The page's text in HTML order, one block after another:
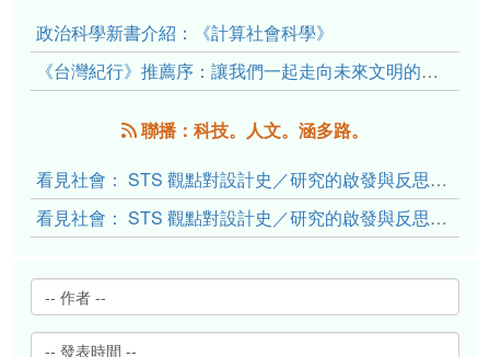
政治科學新書介紹：《計算社會科學》
《台灣紀行》推薦序：讓我們一起走向未來文明的備忘錄
聯播：科技。人文。涵多路。
看見社會： STS 觀點對設計史／研究的啟發與反思（下）
看見社會： STS 觀點對設計史／研究的啟發與反思（上）